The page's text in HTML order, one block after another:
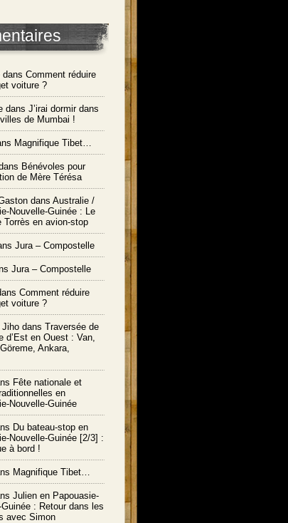
dans Comment réduire
voiture ?
dans J’irai dormir dans
de Mumbai !
Magnifique Tibet…
Bénévoles pour
de Mère Térésa
dans Australie /
Nouvelle-Guinée : Le
Torrès en avion-stop
Jura – Compostelle
Jura – Compostelle
Comment réduire
voiture ?
Jiho dans Traversée de
d’Est en Ouest : Van,
Ankara,
Fête nationale et
en
Nouvelle-Guinée
Du bateau-stop en
Nouvelle-Guinée [2/3] :
à bord !
Magnifique Tibet…
Julien en Papouasie-
Guinée : Retour dans les
avec Simon